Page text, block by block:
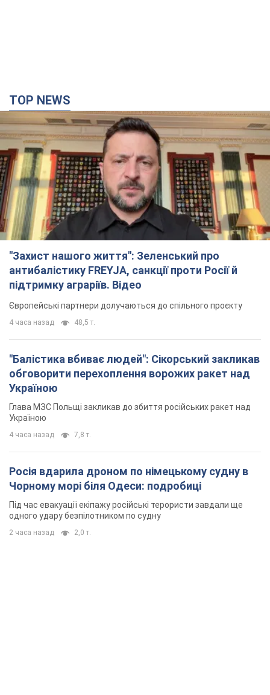
TOP NEWS
"Захист нашого життя": Зеленський про
антибалістику FREYJA, санкції проти Росії й
підтримку аграріїв. Відео
Європейські партнери долучаються до спільного проєкту
4 часа назад 48,5 т.
"Балістика вбиває людей": Сікорський закликав
обговорити перехоплення ворожих ракет над
Україною
Глава МЗС Польщі закликав до збиття російських ракет над
Україною
4 часа назад 7,8 т.
Росія вдарила дроном по німецькому судну в
Чорному морі біля Одеси: подробиці
Під час евакуації екіпажу російські терористи завдали ще
одного удару безпілотником по судну
2 часа назад 2,0 т.